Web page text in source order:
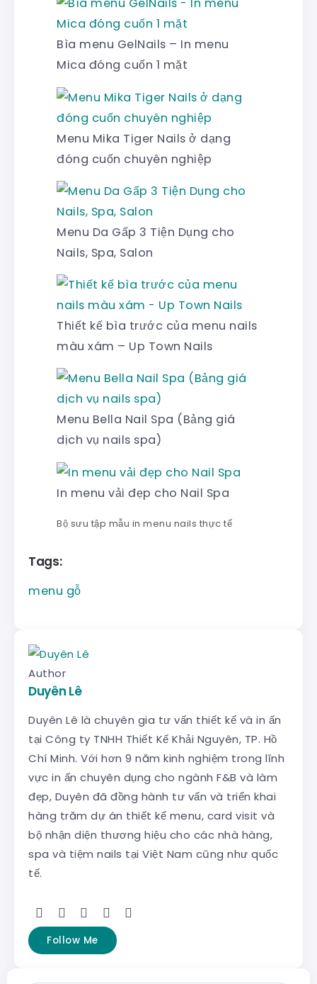
Bìa menu GelNails – In menu
Mica đóng cuốn 1 mặt
Menu Mika Tiger Nails ở dạng
đóng cuốn chuyên nghiệp
Menu Da Gấp 3 Tiện Dụng cho
Nails, Spa, Salon
Thiết kế bìa trước của menu nails
màu xám – Up Town Nails
Menu Bella Nail Spa (Bảng giá
dịch vụ nails spa)
In menu vải đẹp cho Nail Spa
Bộ sưu tập mẫu in menu nails thực tế
Tags:
menu gỗ
Author
Duyên Lê
Duyên Lê là chuyên gia tư vấn thiết kế và in ấn
tại Công ty TNHH Thiết Kế Khải Nguyên, TP. Hồ
Chí Minh. Với hơn 9 năm kinh nghiệm trong lĩnh
vực in ấn chuyên dụng cho ngành F&B và làm
đẹp, Duyên đã đồng hành tư vấn và triển khai
hàng trăm dự án thiết kế menu, card visit và
bộ nhận diện thương hiệu cho các nhà hàng,
spa và tiệm nails tại Việt Nam cũng như quốc
tế.
Follow Me